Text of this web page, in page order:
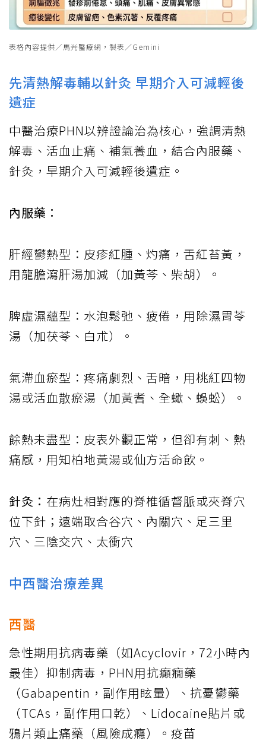
表格內容提供／馬光醫療網，製表／Gemini
先清熱解毒輔以針灸 早期介入可減輕後
遺症
中醫治療PHN以辨證論治為核心，強調清熱
解毒、活血止痛、補氣養血，結合內服藥、
針灸，早期介入可減輕後遺症。
內服藥：
肝經鬱熱型：皮疹紅腫、灼痛，舌紅苔黃，
用龍膽瀉肝湯加減（加黃芩、柴胡）。
脾虛濕蘊型：水泡鬆弛、疲倦，用除濕胃苓
湯（加茯苓、白朮）。
氣滯血瘀型：疼痛劇烈、舌暗，用桃紅四物
湯或活血散瘀湯（加黃耆、全蠍、蜈蚣）。
餘熱未盡型：皮表外觀正常，但卻有刺、熱
痛感，用知柏地黃湯或仙方活命飲。
針灸： 在病灶相對應的脊椎循督脈或夾脊穴
位下針；遠端取合谷穴、內關穴、足三里
穴、三陰交穴、太衝穴
中西醫治療差異
西醫
急性期用抗病毒藥（如Acyclovir，72小時內
最佳）抑制病毒，PHN用抗癲癇藥
（Gabapentin，副作用眩暈）、抗憂鬱藥
（TCAs，副作用口乾）、Lidocaine貼片或
鴉片類止痛藥（風險成癮）。疫苗